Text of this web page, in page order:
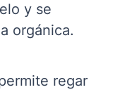
y se
orgánica.
regar